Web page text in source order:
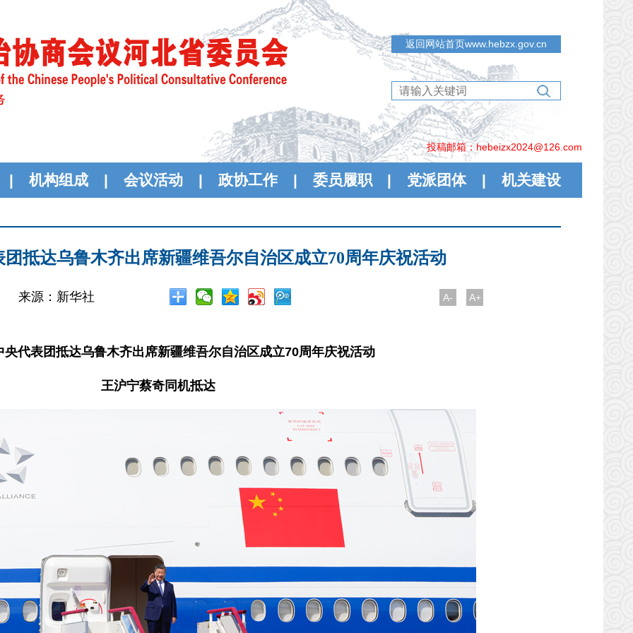
返回网站首页www.hebzx.gov.cn
投稿邮箱：hebeizx2024@126.com
| 机构组成 | 会议活动 | 政协工作 | 委员履职 | 党派团体 | 机关建设
抵达乌鲁木齐出席新疆维吾尔自治区成立70周年庆祝活动
来源：新华社 A- A+
央代表团抵达乌鲁木齐出席新疆维吾尔自治区成立70周年庆祝活动
王沪宁蔡奇同机抵达